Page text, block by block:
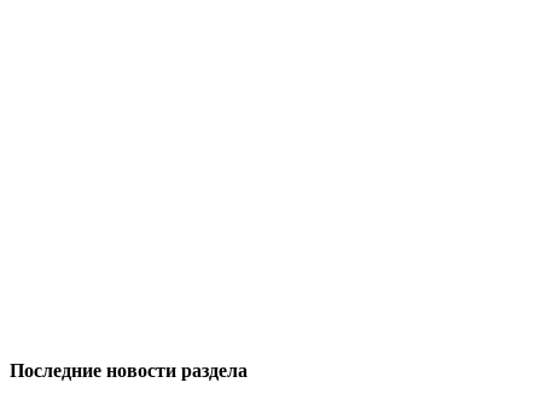
Последние новости раздела